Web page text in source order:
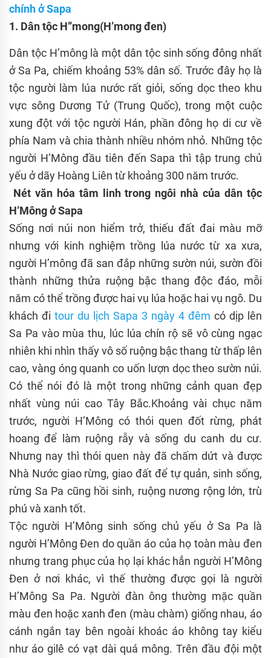
chínhởSapa
1. Dân tộc H”mong(H’mong đen)
Dân tộc H’mông là một dân tộc sinh sống đông nhất
ở Sa Pa, chiếm khoảng 53% dân số. Trước đây họ là
tộc người làm lúa nước rất giỏi, sống dọc theo khu
vực sông Dương Tử (Trung Quốc), trong một cuộc
xung đột với tộc người Hán, phần đông họ di cư về
phía Nam và chia thành nhiều nhóm nhỏ. Những tộc
người H’Mông đầu tiên đến Sapa thì tập trung chủ
yếu ở dãy Hoàng Liên từ khoảng 300 năm trước.
Nét văn hóa tâm linh trong ngôi nhà của dân tộc
H’Mông ở Sapa
Sống nơi núi non hiểm trở, thiếu đất đai màu mỡ
nhưng với kinh nghiệm trồng lúa nước từ xa xưa,
người H’mông đã san đắp những sườn núi, sườn đồi
thành những thửa ruộng bậc thang độc đáo, mỗi
năm có thể trồng được hai vụ lúa hoặc hai vụ ngô. Du
khách đi tour du lịch Sapa 3 ngày 4 đêm có dịp lên
Sa Pa vào mùa thu, lúc lúa chín rộ sẽ vô cùng ngạc
nhiên khi nhìn thấy vô số ruộng bậc thang từ thấp lên
cao, vàng óng quanh co uốn lượn dọc theo sườn núi.
Có thể nói đó là một trong những cảnh quan đẹp
nhất vùng núi cao Tây Bắc.Khoảng vài chục năm
trước, người H’Mông có thói quen đốt rừng, phát
hoang để làm ruộng rẫy và sống du canh du cư.
Nhưng nay thì thói quen này đã chấm dứt và được
Nhà Nước giao rừng, giao đất để tự quản, sinh sống,
rừng Sa Pa cũng hồi sinh, ruộng nương rộng lớn, trù
phú và xanh tốt.
Tộc người H’Mông sinh sống chủ yếu ở Sa Pa là
người H’Mông Đen do quần áo của họ toàn màu đen
nhưng trang phục của họ lại khác hẳn người H’Mông
Đen ở nơi khác, vì thế thường được gọi là người
H’Mông Sa Pa. Người đàn ông thường mặc quần
màu đen hoặc xanh đen (màu chàm) giống nhau, áo
cánh ngắn tay bên ngoài khoác áo không tay kiểu
như áo gilê có vạt dài quá mông. Trên đầu đội một